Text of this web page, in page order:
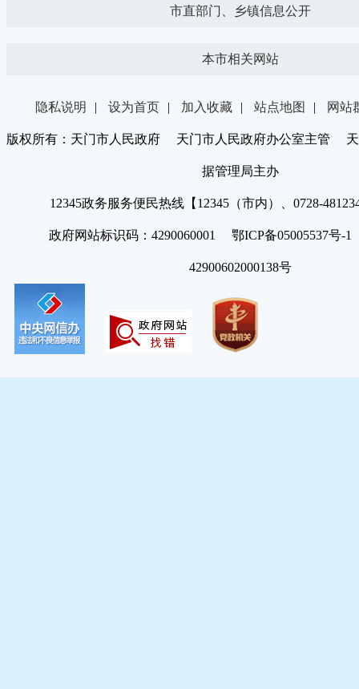
市直部门、乡镇信息公开
本市相关网站
隐私说明 | 设为首页 | 加入收藏 | 站点地图 | 网站
版权所有：天门市人民政府 天门市人民政府办公室主管 天
据管理局主办
12345政务服务便民热线【12345（市内）、0728-
政府网站标识码：4290060001 鄂ICP备05005537号
42900602000138号